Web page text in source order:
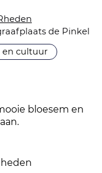
de Pinkel
en cultuur
bloesem en